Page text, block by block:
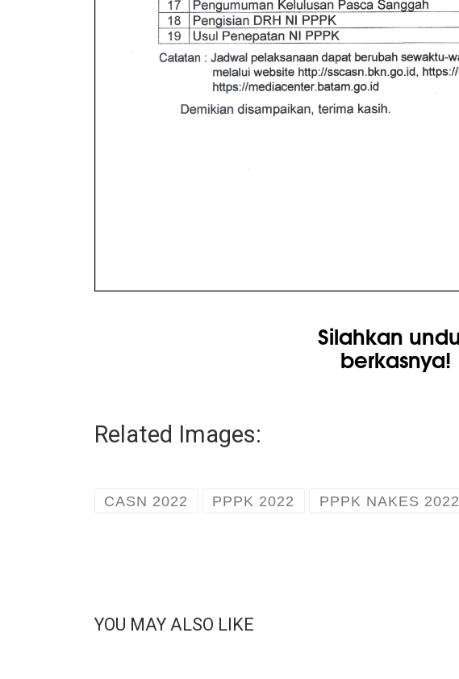
Related Images:
CASN 2022 PPPK 2022 PPPK NAKES 2022
YOU MAY ALSO LIKE